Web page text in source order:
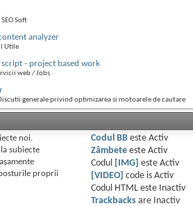
Soft
analyzer
Utile
script - project based work
web / Jobs
generale privind optimizarea si motoarele de cautare
noi.
subiecte
proprii
Codul BBeste Activ
Zâmbeteeste Activ
Codul
[IMG] este Activ
[VIDEO] code is Activ
Codul HTML este
Inactiv
Trackbacksare
Inactiv